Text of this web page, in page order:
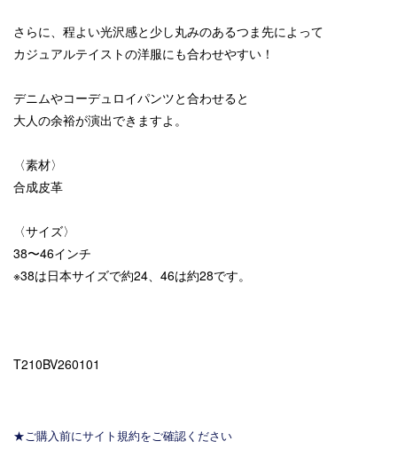
さらに、程よい光沢感と少し丸みのあるつま先によって
カジュアルテイストの洋服にも合わせやすい！
デニムやコーデュロイパンツと合わせると
大人の余裕が演出できますよ。
〈素材〉
合成皮革
〈サイズ〉
38〜46インチ
※38は日本サイズで約24、46は約28です。
T210BV260101
★ご購入前にサイト規約をご確認ください